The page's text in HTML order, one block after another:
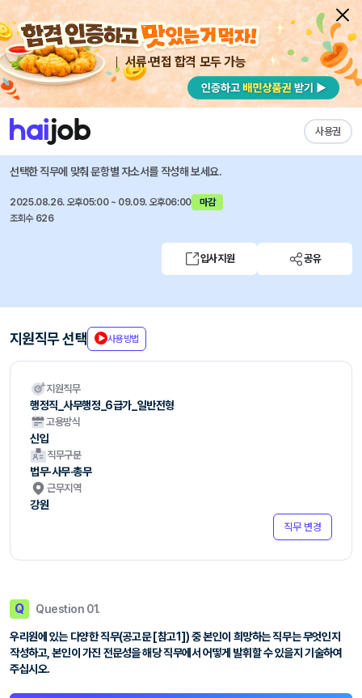
서류·면접 합격 모두 가능
사용권
채용공고 자소서 자유항목 자소서 내 작성목록
건강보험심사평가원
2025년 하반기 건강보험심사평가원 정규직 채용
선택한 직무에 맞춰 문항별 자소서를 작성해 보세요.
2025.08.26. 오후05:00 ~ 09.09. 오후06:00
마감
조회수 626
입사지원 공유
지원직무 선택 사용방법
지원직무
행정직_사무행정_6급가_일반전형
고용방식
신입
직무구분
법무·사무·총무
근무지역
강원
직무 변경
Q Question 01.
우리원에 있는 다양한 직무(공고문 [참고1]) 중 본인이 희망하는 직무는 무엇인지
작성하고, 본인이 가진 전문성을 해당 직무에서 어떻게 발휘할 수 있을지 기술하여
주십시오.